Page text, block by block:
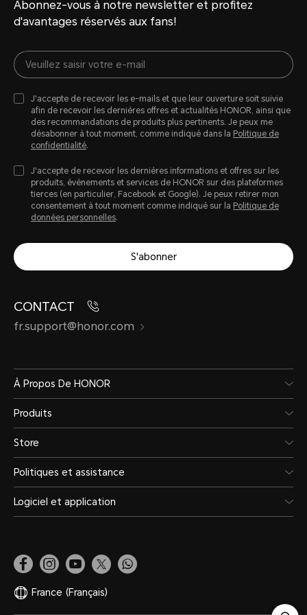
Réseau cellulaire
Norme réseau
JDY-LX2
4G (LTE TDD/LTE FDD)
3G (WCDMA)
2G (GSM)
*Les fonctions disponibles sur le
dépendent des situations du
du déploiement des services
Service de données
LTE TDD/LTE
FDD/HSPA/HSPA+/
*Les réseaux et les bandes de
varier selon la région, en fonction
Abonnez-vous à notre newsletter et profitez
d'avantages réservés aux fans!
J'accepte de recevoir les e-mails et que leur ouverture soit suivie
afin de recevoir les dernières offres et actualités HONOR, ainsi que
des recommandations de produits plus pertinents. Je peux me
désabonner à tout moment, comme indiqué dans la Politique de
confidentialité.
J'accepte de recevoir les dernières informations et offres sur les
produits, évènements et services de HONOR sur des plateformes
tierces (en particulier, Facebook et Google). Je peux retirer mon
consentement à tout moment comme indiqué sur la Politique de
données personnelles.
S'abonner
CONTACT
fr.support@honor.com
À Propos De HONOR
Produits
Store
Politiques et assistance
Logiciel et application
France (Français)